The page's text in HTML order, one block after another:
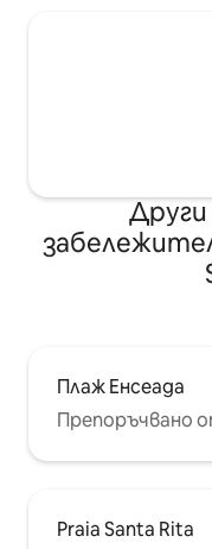
в рифовете,
Други
Плаж Енсеада
Препоръчвано
Praia Santa Rita